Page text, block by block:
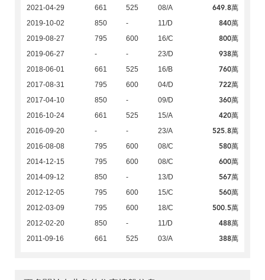
2021-04-29 661 525 08/A 649.8萬
2019-10-02 850 - 11/D 840萬
2019-08-27 795 600 16/C 800萬
2019-06-27 - - 23/D 938萬
2018-06-01 661 525 16/B 760萬
2017-08-31 795 600 04/D 722萬
2017-04-10 850 - 09/D 360萬
2016-10-24 661 525 15/A 420萬
2016-09-20 - - 23/A 525.8萬
2016-08-08 795 600 08/C 580萬
2014-12-15 795 600 08/C 600萬
2014-09-12 850 - 13/D 567萬
2012-12-05 795 600 15/C 560萬
2012-03-09 795 600 18/C 500.5萬
2012-02-20 850 - 11/D 488萬
2011-09-16 661 525 03/A 388萬